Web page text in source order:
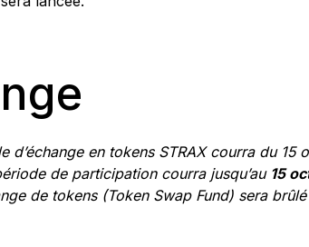
d’échange en tokens STRAX courra du 15
de participation courra jusqu’au 15
de tokens (Token Swap Fund) sera